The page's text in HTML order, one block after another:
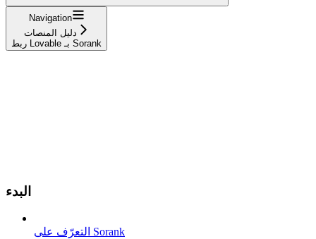
Navigation
دليل المنصات
ربط Lovable بـ Sorank
البدء
التعرّف على Sorank